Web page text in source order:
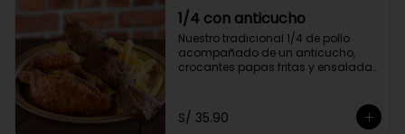
1/4 con anticucho
Nuestro tradicional 1/4 de pollo
acompañado de un anticucho,
crocantes papas fritas y ensalada
S/ 35.90